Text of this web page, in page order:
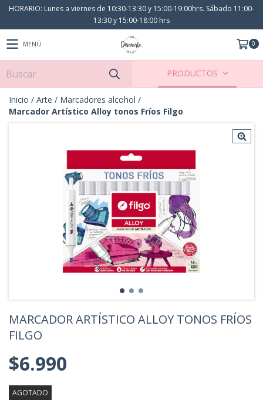
HORARIO: Lunes a viernes de 10:30-13:30 y 15:00-19:00hrs. Sábado 11:00-
13:30 y 15:00-18:00 hrs
MENÚ 0
PRODUCTOS
Inicio / Arte / Marcadores alcohol /
Marcador Artístico Alloy tonos Fríos Filgo
MARCADOR ARTÍSTICO ALLOY TONOS FRÍOS
FILGO
$6.990
AGOTADO